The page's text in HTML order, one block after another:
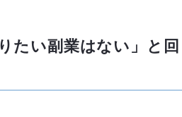
たい副業はない」と回